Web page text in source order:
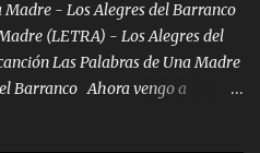
Madre - Los Alegres del Barranco
(LETRA) - Los Alegres del
Las Palabras de Una Madre
Barranco Ahora vengo a